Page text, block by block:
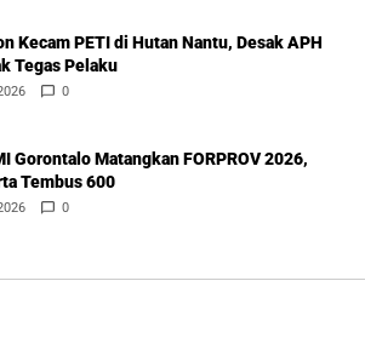
Kecam PETI di Hutan Nantu, Desak APH
Tegas Pelaku
0
Gorontalo Matangkan FORPROV 2026,
Tembus 600
0